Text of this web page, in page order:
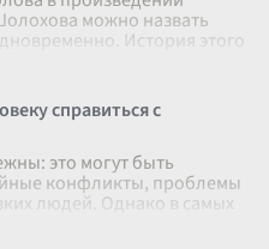
можно назвать
История этого
н
справиться с
это могут быть
конфликты, проблемы
людей. Однако в самых